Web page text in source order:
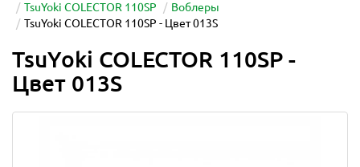
TsuYoki COLECTOR 110SP
Воблеры
TsuYoki COLECTOR 110SP - Цвет 013S
TsuYoki COLECTOR 110SP -
Цвет 013S